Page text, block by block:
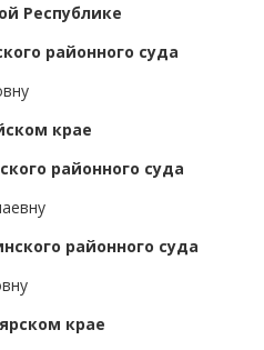
Республике
районного суда
крае
районного суда
районного суда
крае